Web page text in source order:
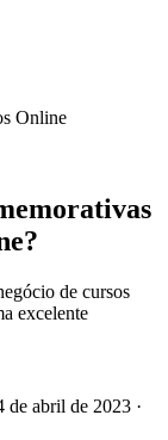
Online
de cursos
excelente
de abril de 2023 ·